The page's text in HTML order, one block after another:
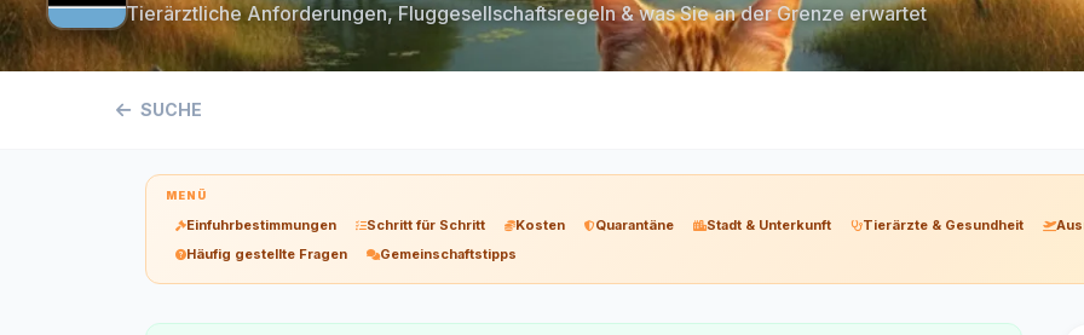
Tierärztliche Anforderungen, Fluggesellschaftsregeln & was Sie an der Grenze erwartet
SUCHE
MENÜ
Einfuhrbestimmungen Schritt für Schritt Kosten Quarantäne Stadt & Unterkunft Tierärzte & Gesundheit
Häufig gestellte Fragen
Gemeinschaftstipps